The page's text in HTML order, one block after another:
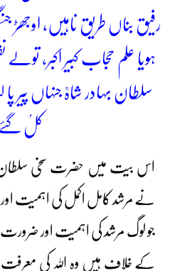
رفیق بناں طریق ناہیں،
ہویا علم حجاب کبیر اکبر،
سلطان بہادر شاہؒ جنہاں پیر
کلُ گئے
اس بیت میں حضرت سخی سلطان
نے مرشد کامل اکمل کی اہمیت
جو لوگ مرشد کی اہمیت اور
کے خلاف ہیں وہ اللہ کی